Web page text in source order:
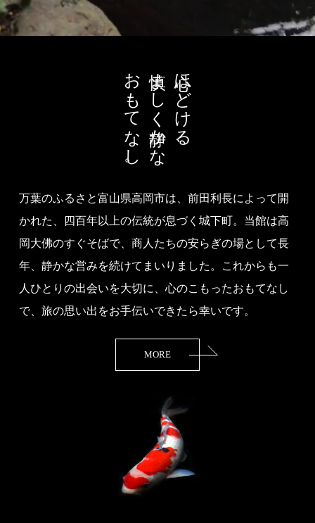
心ほどける、
慎ましく静かな
おもてなし。
万葉のふるさと富山県高岡市は、 前田利長によって開
かれた、
四百年以上の伝統が息づく城下町。 当館は高
岡大佛のすぐそばで、 商人たちの安らぎの場として長
年、 静かな営みを続けてまいりました。
これからも一
人ひとりの出会いを大切に、 心のこもったおもてなし
で、 旅の思い出をお手伝いできたら幸いです。
MORE